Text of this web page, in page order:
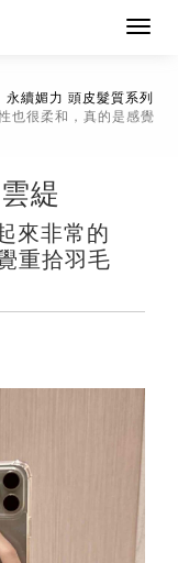
永續媚力 頭皮髮質系列
也很柔和，真的是感覺
緹
來非常的
重拾羽毛